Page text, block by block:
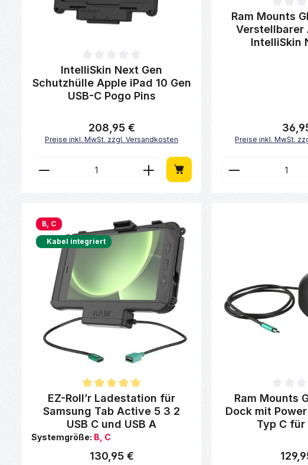
Durchschnittliche Bewertung von 0 von 5 Sternen
IntelliSkin Next Gen
Schutzhülle Apple iPad 10 Gen
USB-C Pogo Pins
Regulärer Preis:
208,95 €
Preise inkl. MwSt. zzgl. Versandkosten
Produkt Anzahl: Gib den gewünschten
Durchschnittliche
Ram Mounts
Verstellbarer
IntelliSkin
Preise inkl. MwSt.
Produkt
B, C
Kabel integriert
Durchschnittliche Bewertung von 5 von 5 Sternen
EZ-Roll’r Ladestation für
Samsung Tab Active 5 3 2
USB C und USB A
Systemgröße: B, C
Regulärer Preis:
130,95 €
Durchschnittliche
Ram Mounts
Dock mit
Typ C für